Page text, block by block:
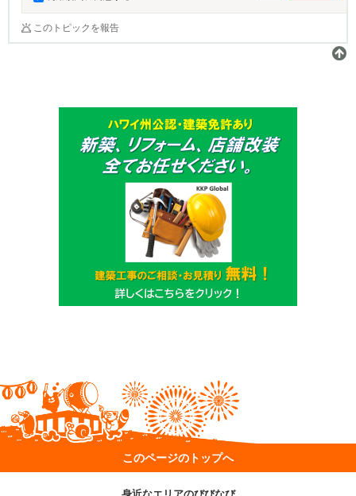
このトピックを報告
このページのトップへ